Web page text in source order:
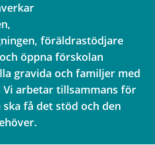
föräldrastödjare
öppna förskolan
gravida och familjer med
arbetar tillsammans för
få det stöd och den